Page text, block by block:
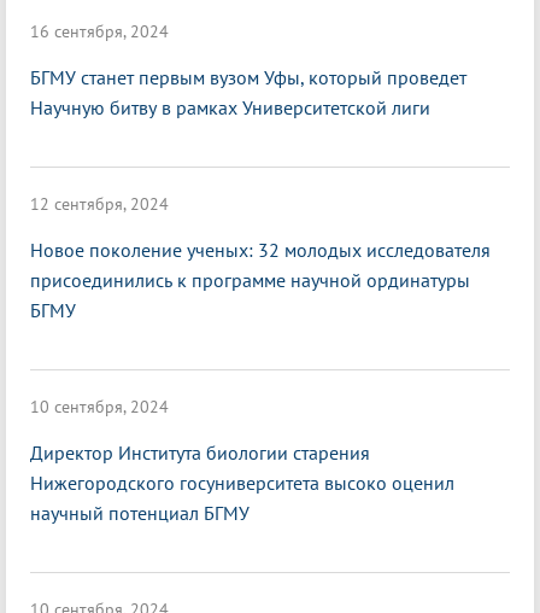
16 сентября, 2024
БГМУ станет первым вузом Уфы, который проведет
Научную битву в рамках Университетской лиги
12 сентября, 2024
Новое поколение ученых: 32 молодых исследователя
присоединились к программе научной ординатуры
БГМУ
10 сентября, 2024
Директор Института биологии старения
Нижегородского госуниверситета высоко оценил
научный потенциал БГМУ